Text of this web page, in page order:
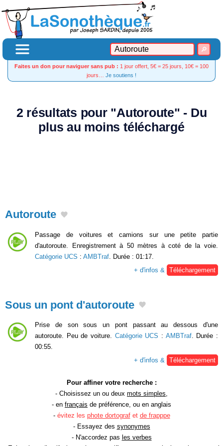
Faites un don pour naviguer sans pub : 1 jour offert, 5€ = 25 jours, 10€ = 100
jours… Je soutiens !
2 résultats pour "Autoroute" - Du
plus au moins téléchargé
Autoroute
Passage de voitures et camions sur une petite partie
d'autoroute. Enregistrement à 50 mètres à coté de la voie.
Catégorie UCS : AMBTraf . Durée : 01:17.
+ d'infos &
Téléchargement
Sous un pont d'autoroute
Prise de son sous un pont passant au dessous d'une
autoroute. Peu de voiture. Catégorie UCS : AMBTraf. Durée :
00:55.
+ d'infos & Téléchargement
Pour affiner votre recherche :
- Choisissez un ou deux mots simples,
- en français de préférence, ou en anglais
- évitez les phote dortografet de frapppe
- Essayez des synonymes
- N'accordez pas les verbes